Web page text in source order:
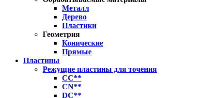
Металл
Дерево
Пластики
Геометрия
Конические
Прямые
Пластины
Режущие пластины для точения
CC**
CN**
DC**